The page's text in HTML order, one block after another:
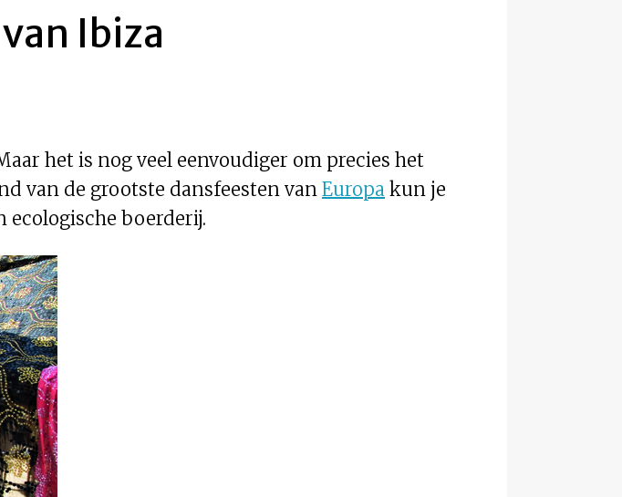
Ibiza
het is nog veel eenvoudiger om precies het
van de grootste dansfeesten van Europa kun je
boerderij.